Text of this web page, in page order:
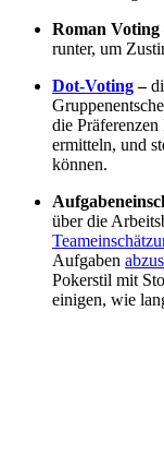
Roman Voting
runter, um
Dot-Voting–
die
ermitteln, und
können.
über die
Aufgaben
Pokerstil mit
einigen, wie